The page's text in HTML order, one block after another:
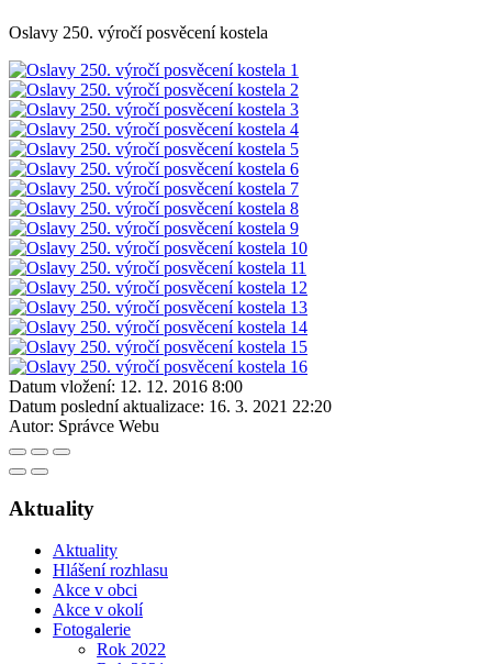
Oslavy 250. výročí posvěcení kostela
Datum vložení: 12. 12. 2016 8:00
Datum poslední aktualizace: 16. 3. 2021 22:20
Autor: Správce Webu
Aktuality
Aktuality
Hlášení rozhlasu
Akce v obci
Akce v okolí
Fotogalerie
Rok 2022